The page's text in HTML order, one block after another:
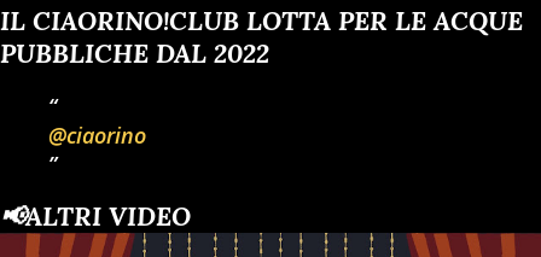
IL CIAORINO!CLUB LOTTA PER LE ACQUE
PUBBLICHE DAL 2022
@ciaorino
📢ALTRI VIDEO